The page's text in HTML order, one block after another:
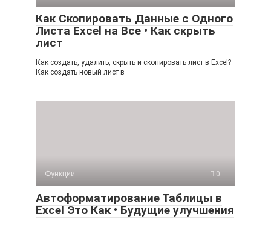
Как Скопировать Данные с Одного
Листа Excel на Все • Как скрыть
лист
Как создать, удалить, скрыть и скопировать лист в Excel?
Как создать новый лист в
Функции 0
Автоформатирование Таблицы в
Excel Это Как • Будущие улучшения